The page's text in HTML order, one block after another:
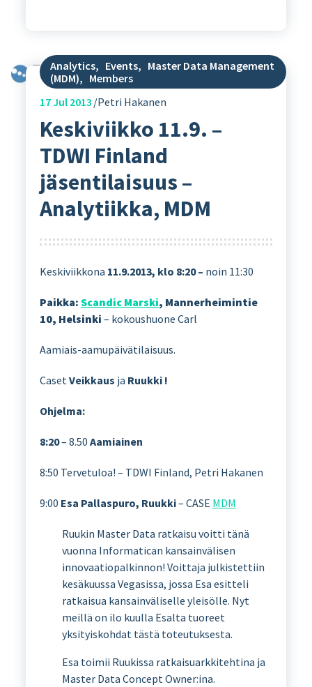
Analytics, Events, Master Data Management
(MDM), Members
17Jul 2013 Petri Hakanen
Keskiviikko 11.9. –
TDWI Finland
jäsentilaisuus –
Analytiikka, MDM
Keskiviikkona 11.9.2013, klo 8:20 – noin 11:30
Paikka: Scandic Marski, Mannerheimintie
10, Helsinki – kokoushuone Carl
Aamiais-aamupäivätilaisuus.
CasetVeikkaus ja Ruukki !
Ohjelma:
8:20– 8.50 Aamiainen
8:50 Tervetuloa! – TDWI Finland, Petri Hakanen
9:00 Esa Pallaspuro, Ruukki– CASE MDM
Ruukin Master Data ratkaisu voitti tänä
vuonna Informatican kansainvälisen
innovaatiopalkinnon! Voittaja julkistettiin
kesäkuussa Vegasissa, jossa Esa esitteli
ratkaisua kansainväliselle yleisölle. Nyt
meillä on ilo kuulla Esalta tuoreet
yksityiskohdat tästä toteutuksesta.
Esa toimii Ruukissa ratkaisuarkkitehtina ja
Master Data Concept Owner:ina.